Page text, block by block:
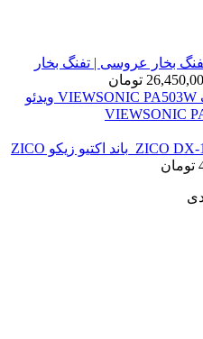
بخار عروسی | تفنگ بخار
تومان
ویدئو
باند اکتیو زیکو ZICO
تومان